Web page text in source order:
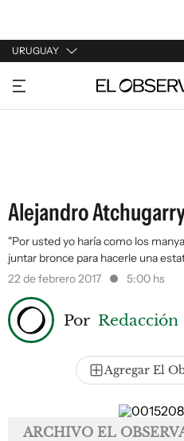
URUGUAY
URUGUAY
ARGENTINA
Alejandro
"Por usted yo haría como los
juntar bronce para hacerle una
22 de febrero 2017
5:00 hs
Por Redacción
Agregar El
ARCHIVO EL